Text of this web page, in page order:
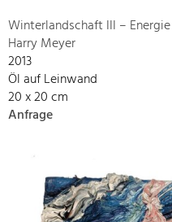
Winterlandschaft III – Energie
Harry Meyer
2013
Öl auf Leinwand
20 x 20 cm
Anfrage